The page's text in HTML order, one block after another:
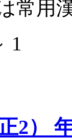
常用
1
2）